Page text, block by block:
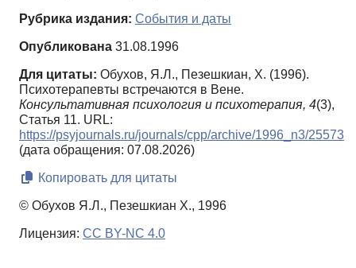
Рубрика издания: События и даты
Опубликована 31.08.1996
Для цитаты: Обухов, Я.Л., Пезешкиан, Х. (1996).
Психотерапевты встречаются в Вене.
Консультативная психология и психотерапия, 4(3),
Статья 11. URL:
https://psyjournals.ru/journals/cpp/archive/1996_n3/25573
(дата обращения: 07.08.2026)
Копировать для цитаты
© Обухов Я.Л., Пезешкиан Х., 1996
Лицензия: CC BY-NC 4.0